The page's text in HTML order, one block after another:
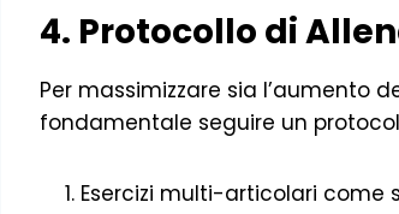
4. Protocollo di
Per massimizzare sia l’aumento
fondamentale seguire un
Esercizi multi-articolari come